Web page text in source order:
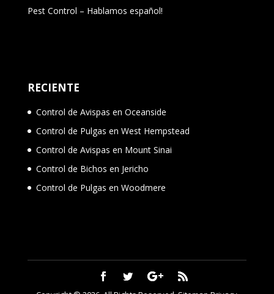
Pest Control – Hablamos español!
RECIENTE
Control de Avispas en Oceanside
Control de Pulgas en West Hempstead
Control de Avispas en Mount Sinai
Control de Bichos en Jericho
Control de Pulgas en Woodmere